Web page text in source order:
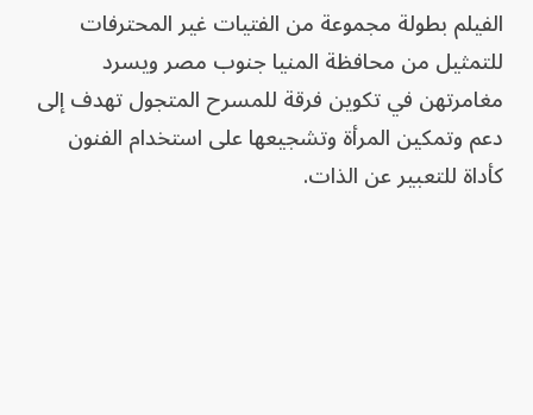
الفيلم بطولة مجموعة من الفتيات غير المحترفات
للتمثيل من محافظة المنيا جنوب مصر ويسرد
مغامرتهن في تكوين فرقة للمسرح المتجول تهدف إلى
دعم وتمكين المرأة وتشجيعها على استخدام الفنون
كأداة للتعبير عن الذات.